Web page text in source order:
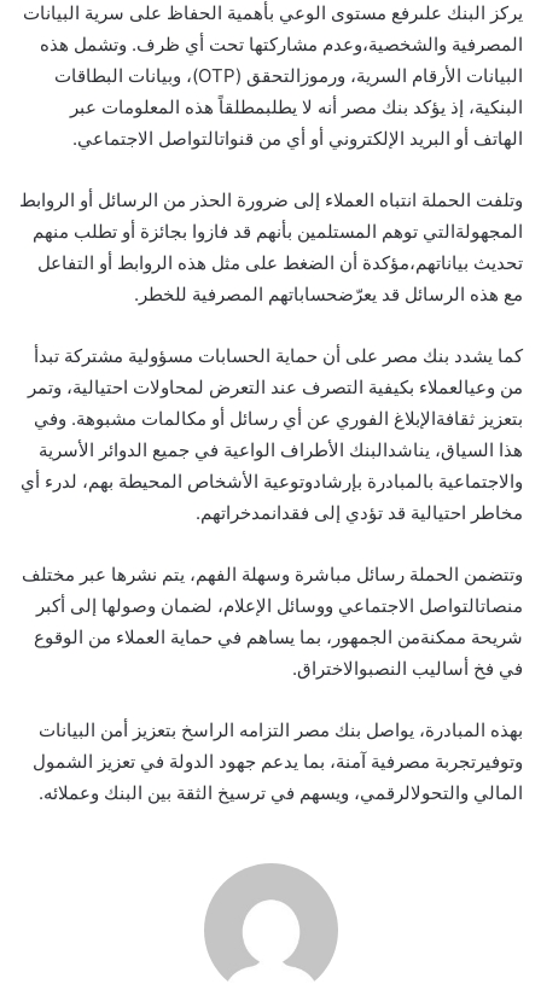
يركز البنك علىرفع مستوى الوعي بأهمية الحفاظ على سرية البيانات
المصرفية والشخصية،وعدم مشاركتها تحت أي ظرف. وتشمل هذه
البيانات الأرقام السرية، ورموز التحقق (OTP) ، وبيانات البطاقات
البنكية، إذ يؤكد بنك مصر أنه لا يطلبمطلقاً هذه المعلومات عبر
الهاتف أو البريد الإلكتروني أو أي من قنواتالتواصل الاجتماعي.
وتلفت الحملة انتباه العملاء إلى ضرورة الحذر من الرسائل أو الروابط
المجهولةالتي توهم المستلمين بأنهم قد فازوا بجائزة أو تطلب منهم
تحديث بياناتهم،مؤكدة أن الضغط على مثل هذه الروابط أو التفاعل
مع هذه الرسائل قد يعرّضحساباتهم المصرفية للخطر .
كما يشدد بنك مصر على أن حماية الحسابات مسؤولية مشتركة تبدأ
من وعيالعملاء بكيفية التصرف عند التعرض لمحاولات احتيالية، وتمر
بتعزيز ثقافةالإبلاغ الفوري عن أي رسائل أو مكالمات مشبوهة. وفي
هذا السياق، يناشدالبنك الأطراف الواعية في جميع الدوائر الأسرية
والاجتماعية بالمبادرة بإرشادوتوعية الأشخاص المحيطة بهم، لدرء أي
مخاطر احتيالية قد تؤدي إلى فقدانمدخراتهم.
وتتضمن الحملة رسائل مباشرة وسهلة الفهم، يتم نشرها عبر مختلف
منصاتالتواصل الاجتماعي ووسائل الإعلام، لضمان وصولها إلى أكبر
شريحة ممكنةمن الجمهور، بما يساهم في حماية العملاء من الوقوع
في فخ أساليب النصبوالاختراق.
بهذه المبادرة، يواصل بنك مصر التزامه الراسخ بتعزيز أمن البيانات
وتوفير تجربة مصرفية آمنة، بما يدعم جهود الدولة في تعزيز الشمول
المالي والتحولالرقمي، ويسهم في ترسيخ الثقة بين البنك وعملائه.